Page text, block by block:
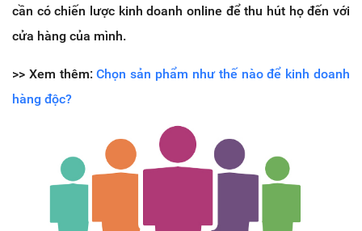
cần có chiến lược kinh doanh online để thu hút họ đến với
cửa hàng của mình.
>> Xem thêm:Chọn sản phẩm như thế nào để kinh doanh
hàng độc?